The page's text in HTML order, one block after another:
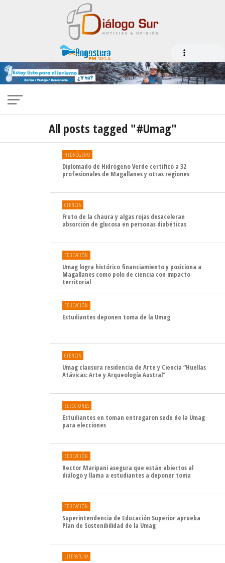
All posts tagged "#Umag"
HIDRÓGENO
Diplomado de Hidrógeno Verde certificó a 32
profesionales de Magallanes y otras regiones
CIENCIA
Fruto de la chaura y algas rojas desaceleran
absorción de glucosa en personas diabéticas
EDUCACIÓN
Umag logra histórico financiamiento y posiciona a
Magallanes como polo de ciencia con impacto
territorial
EDUCACIÓN
Estudiantes deponen toma de la Umag
CIENCIA
Umag clausura residencia de Arte y Ciencia “Huellas
Atávicas: Arte y Arqueología Austral”
ELECCIONES
Estudiantes en toman entregaron sede de la Umag
para elecciones
EDUCACIÓN
Rector Maripani asegura que están abiertos al
diálogo y llama a estudiantes a deponer toma
EDUCACIÓN
Superintendencia de Educación Superior aprueba
Plan de Sostenibilidad de la Umag
LITERATURA